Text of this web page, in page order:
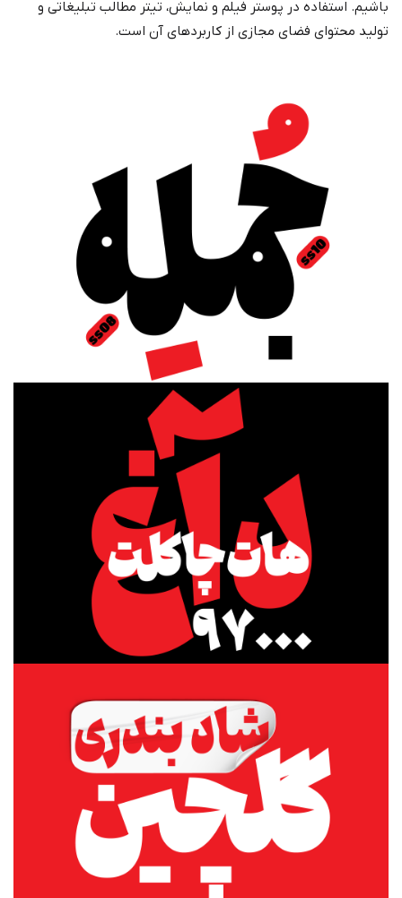
باشیم. استفاده در پوستر فیلم و نمایش، تیتر مطالب تبلیغاتی و
تولید محتوای فضای مجازی از کاربردهای آن است.